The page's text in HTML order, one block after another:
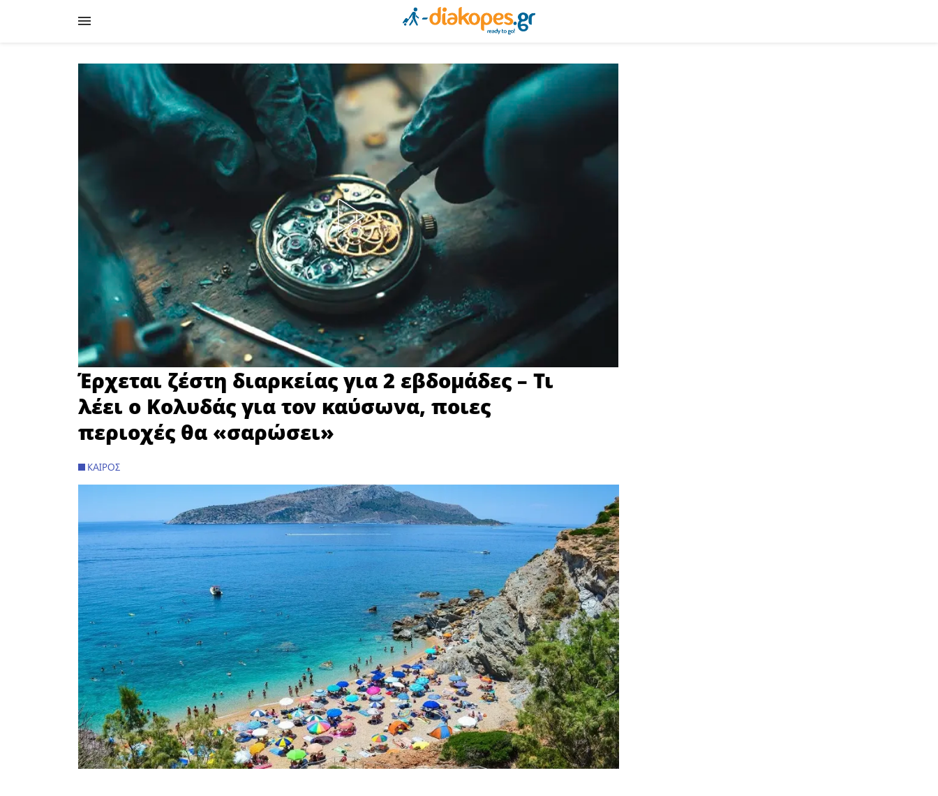
Έρχεται ζέστη διαρκείας για 2 εβδομάδες – Τι
λέει ο Κολυδάς για τον καύσωνα, ποιες
περιοχές θα «σαρώσει»
ΚΑΙΡΌΣ